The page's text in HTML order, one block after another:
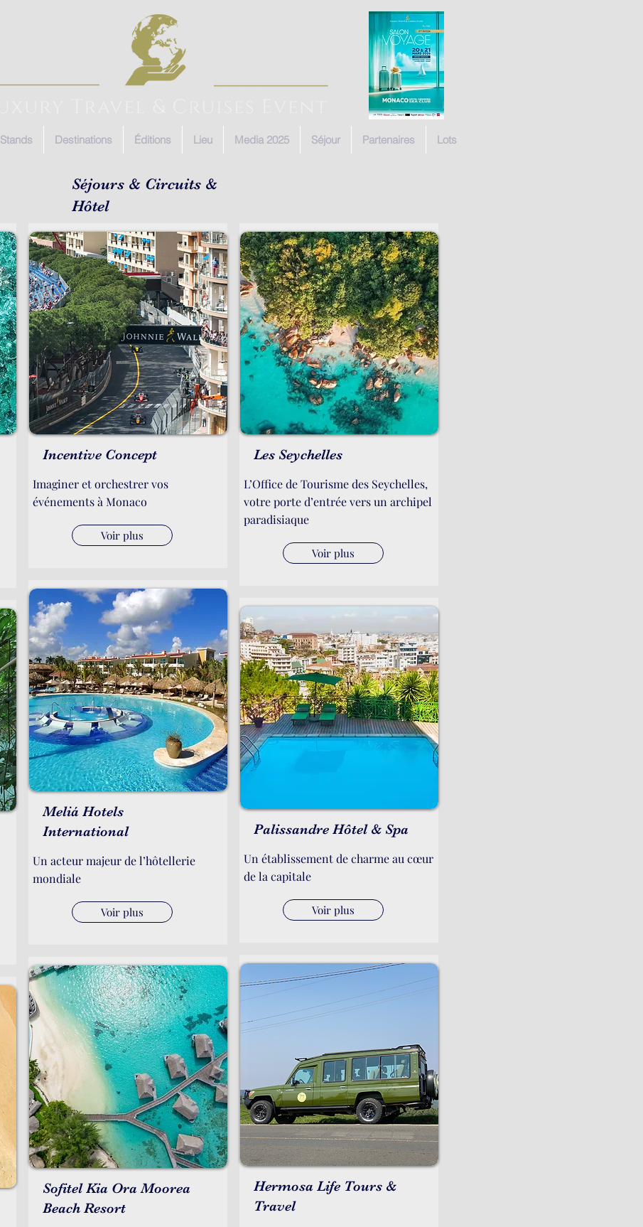
Stands Destinations Éditions Lieu Media 2025 Séjour Partenaires Lots
Séjours & Circuits &
Hôtel
Incentive Concept
Imaginer et orchestrer vos
événements à Monaco
Voir plus
Meliá Hotels
International
Un acteur majeur de l’hôtellerie
mondiale
Voir plus
Sofitel Kia Ora Moorea
Beach Resort
Les Seychelles
L’Office de Tourisme des Seychelles,
votre porte d’entrée vers un archipel
paradisiaque
Voir plus
Palissandre Hôtel & Spa
Un établissement de charme au cœur
de la capitale
Voir plus
Hermosa Life Tours &
Travel